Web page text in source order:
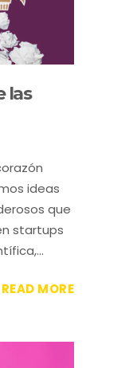
las
ideas
que
startups
READ MORE